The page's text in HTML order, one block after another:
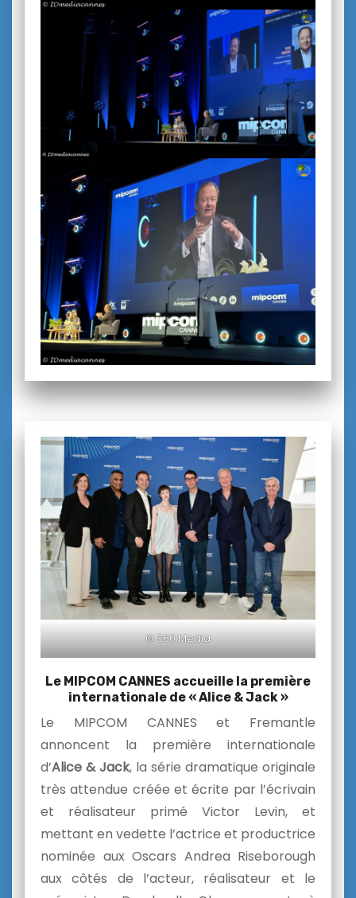
© 360 Media
Le MIPCOM CANNES accueille la première
internationale de « Alice & Jack »
Le MIPCOM CANNES et Fremantle
annoncent la première internationale
d’Alice & Jack, la série dramatique originale
très attendue créée et écrite par l’écrivain
et réalisateur primé Victor Levin, et
mettant en vedette l’actrice et productrice
nominée aux Oscars Andrea Riseborough
aux côtés de l’acteur, réalisateur et le